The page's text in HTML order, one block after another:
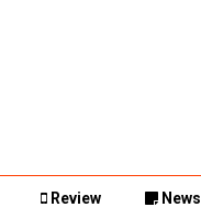
Review News